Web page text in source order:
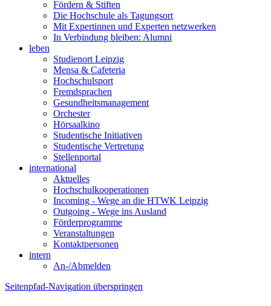
Fördern & Stiften
Die Hochschule als Tagungsort
Mit Expertinnen und Experten netzwerken
In Verbindung bleiben: Alumni
leben
Studienort Leipzig
Mensa & Cafeteria
Hochschulsport
Fremdsprachen
Gesundheitsmanagement
Orchester
Hörsaalkino
Studentische Initiativen
Studentische Vertretung
Stellenportal
international
Aktuelles
Hochschulkooperationen
Incoming - Wege an die HTWK Leipzig
Outgoing - Wege ins Ausland
Förderprogramme
Veranstaltungen
Kontaktpersonen
intern
An-/Abmelden
Seitenpfad-Navigation überspringen